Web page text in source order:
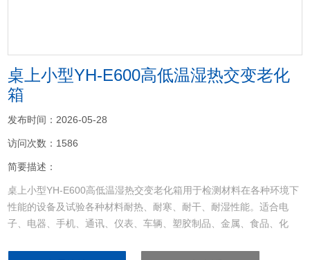
桌上小型YH-E600高低温湿热交变老化
箱
发布时间：2026-05-28
访问次数：1586
简要描述：
桌上小型YH-E600高低温湿热交变老化箱用于检测材料在各种环境下
性能的设备及试验各种材料耐热、耐寒、耐干、耐湿性能。适合电
子、电器、手机、通讯、仪表、车辆、塑胶制品、金属、食品、化